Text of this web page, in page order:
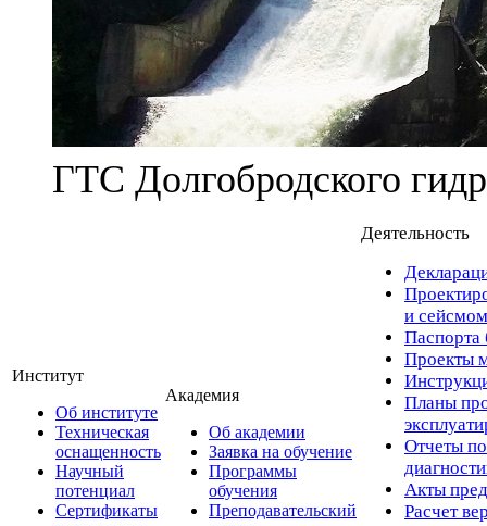
ГТС Долгобродского
Институт
Об институте
Техническая
оснащенность
Научный
потенциал
Сертификаты
Академия
Об академии
Заявка на обучение
Программы
обучения
Преподавательский
Деятельность
и
Паспорта
Проекты
Планы
Отчеты по
Акты
Расчет